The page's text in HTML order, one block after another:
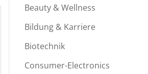
Beauty & Wellness
Bildung & Karriere
Biotechnik
Consumer-Electronics